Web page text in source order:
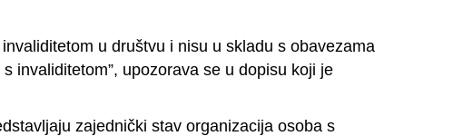
u društvu i nisu u skladu s obavezama
invaliditetom”, upozorava se u dopisu koji je
zajednički stav organizacija osoba s